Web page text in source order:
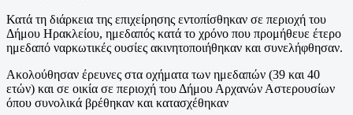
Κατά τη διάρκεια της επιχείρησης εντοπίσθηκαν σε περιοχή του
Δήμου Ηρακλείου, ημεδαπός κατά το χρόνο που προμήθευε έτερο
ημεδαπό ναρκωτικές ουσίες ακινητοποιήθηκαν και συνελήφθησαν.
Ακολούθησαν έρευνες στα οχήματα των ημεδαπών (39 και 40
ετών) και σε οικία σε περιοχή του Δήμου Αρχανών Αστερουσίων
όπου συνολικά βρέθηκαν και κατασχέθηκαν